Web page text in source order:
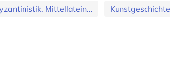
Mittellatein... Kunstgeschichte